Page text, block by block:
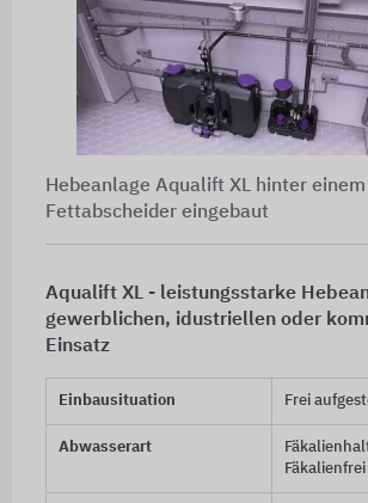
Hebeanlage Aqualift XL hinter einem
Fettabscheider eingebaut
Aqualift XL - leistungsstarke
gewerblichen, idustriellen oder
Einsatz
Einbausituation Frei
Abwasserart
Fäkalienfrei